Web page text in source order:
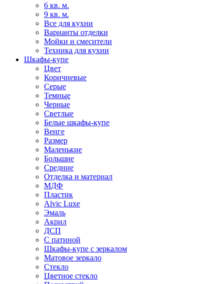
6 кв. м.
9 кв. м.
Все для кухни
Варианты отделки
Мойки и смесители
Техника для кухни
Шкафы-купе
Цвет
Коричневые
Серые
Темные
Черные
Светлые
Белые шкафы-купе
Венге
Размер
Маленькие
Большие
Средние
Отделка и материал
МДФ
Пластик
Alvic Luxe
Эмаль
Акрил
ДСП
С патиной
Шкафы-купе с зеркалом
Матовое зеркало
Стекло
Цветное стекло